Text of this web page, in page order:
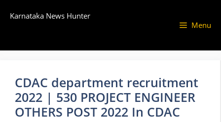
Karnataka News Hunter
Menu
CDAC department recruitment
2022 | 530 PROJECT ENGINEER
OTHERS POST 2022 In CDAC